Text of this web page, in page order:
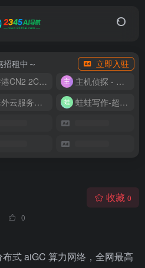
租中～
立即入驻
香港CN2 2C2G20M 9.9/月
主机侦探 - 少花钱，用好云
海外云服务器全网最低价 蛙蛙写作-超级AI智能写作助手
0
收藏 0
式 aiGC 算力网络，全网最高